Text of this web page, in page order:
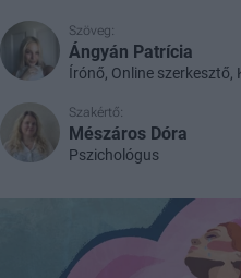
Szöveg:
Ángyán Patrícia
Írónő, Online
Szakértő:
Mészáros Dóra
Pszichológus